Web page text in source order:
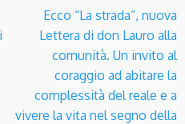
Ecco “La strada”, nuova
Lettera di don Lauro alla
comunità. Un invito al
coraggio ad abitare la
complessità del reale e a
vivere la vita nel segno della